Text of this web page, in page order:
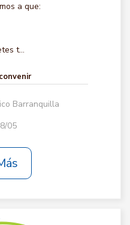
a que:
t...
Barranquilla
05